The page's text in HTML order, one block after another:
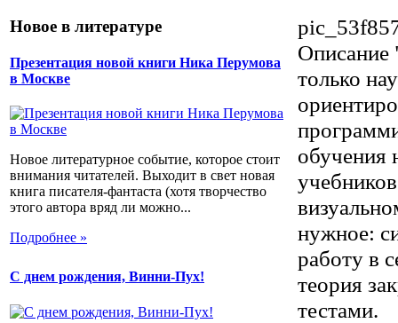
Новое в литературе
Презентация новой книги Ника Перумова
в Москве
Новое литературное событие, которое стоит
внимания читателей. Выходит в свет новая
книга писателя-фантаста (хотя творчество
этого автора вряд ли можно...
Подробнее »
С днем рождения, Винни-Пух!
Описание
только
обучения
нужное:
работу в
теория
тестами.